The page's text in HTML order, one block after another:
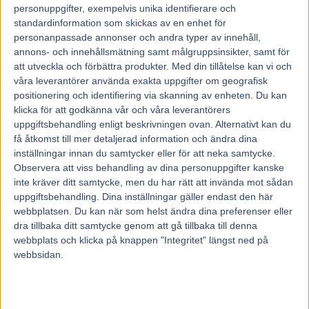
personuppgifter, exempelvis unika identifierare och
standardinformation som skickas av en enhet för
personanpassade annonser och andra typer av innehåll,
annons- och innehållsmätning samt målgruppsinsikter, samt för
att utveckla och förbättra produkter. Med din tillåtelse kan vi och
våra leverantörer använda exakta uppgifter om geografisk
positionering och identifiering via skanning av enheten. Du kan
klicka för att godkänna vår och våra leverantörers
uppgiftsbehandling enligt beskrivningen ovan. Alternativt kan du
få åtkomst till mer detaljerad information och ändra dina
inställningar innan du samtycker eller för att neka samtycke.
Observera att viss behandling av dina personuppgifter kanske
inte kräver ditt samtycke, men du har rätt att invända mot sådan
uppgiftsbehandling. Dina inställningar gäller endast den här
webbplatsen. Du kan när som helst ändra dina preferenser eller
dra tillbaka ditt samtycke genom att gå tillbaka till denna
webbplats och klicka på knappen "Integritet" längst ned på
webbsidan.
lika bra hela tiden, hästen har gjort det bra varje år. Nu har
ju också alla som velat se honom springa barfota fått det
också… Om det är det som gör det, jag vet inte riktigt. Men
han har ju gått barfota två gånger nu, vi plastar hovarna
och jag tror väl inte det är något minus i alla fall. Tanken är
att han tävlar barfota även på lördag, säger Helena som
sammanfattar tiden efter utflykten till Oslo:
– Han har gått rätt så lugnt efter senast. Sex, sju
rakbanejobb har det blivit vid de senaste träningstillfällena
och de har hästen gjort på ett bra sätt.
Nu är det hemmabanans största slag på lördag – ett lopp
som ni gärna vill vinna väl?
– Ja, men man måste vara realist också. Det är bra hästar
emot, fast vi har en bra häst vi också och hoppas att vi är